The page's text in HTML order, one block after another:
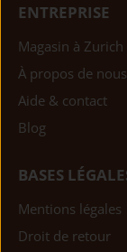
ENTREPRISE
Magasin à Zurich
À propos de nous
Aide & contact
Blog
BASES
Mentions légales
Droit de retour